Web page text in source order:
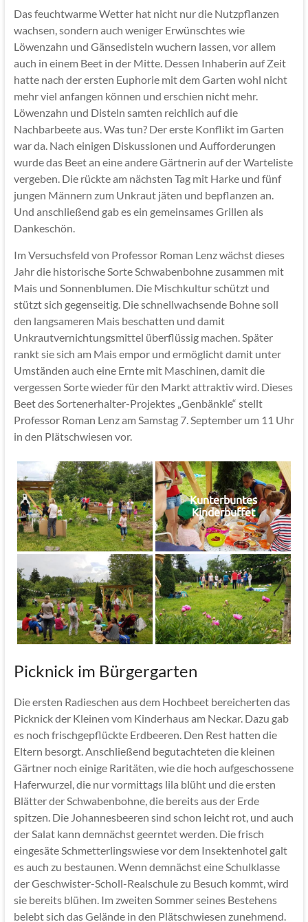
Das feuchtwarme Wetter hat nicht nur die Nutzpflanzen
wachsen, sondern auch weniger Erwünschtes wie
Löwenzahn und Gänsedisteln wuchern lassen, vor allem
auch in einem Beet in der Mitte. Dessen Inhaberin auf Zeit
hatte nach der ersten Euphorie mit dem Garten wohl nicht
mehr viel anfangen können und erschien nicht mehr.
Löwenzahn und Disteln samten reichlich auf die
Nachbarbeete aus. Was tun? Der erste Konflikt im Garten
war da. Nach einigen Diskussionen und Aufforderungen
wurde das Beet an eine andere Gärtnerin auf der Warteliste
vergeben. Die rückte am nächsten Tag mit Harke und fünf
jungen Männern zum Unkraut jäten und bepflanzen an.
Und anschließend gab es ein gemeinsames Grillen als
Dankeschön.
Im Versuchsfeld von Professor Roman Lenz wächst dieses
Jahr die historische Sorte Schwabenbohne zusammen mit
Mais und Sonnenblumen. Die Mischkultur schützt und
stützt sich gegenseitig. Die schnellwachsende Bohne soll
den langsameren Mais beschatten und damit
Unkrautvernichtungsmittel überflüssig machen. Später
rankt sie sich am Mais empor und ermöglicht damit unter
Umständen auch eine Ernte mit Maschinen, damit die
vergessen Sorte wieder für den Markt attraktiv wird. Dieses
Beet des Sortenerhalter-Projektes „Genbänkle“ stellt
Professor Roman Lenz am Samstag 7. September um 11 Uhr
in den Plätschwiesen vor.
Kunterbuntes
Kinderbuffet
Picknick im Bürgergarten
Die ersten Radieschen aus dem Hochbeet bereicherten das
Picknick der Kleinen vom Kinderhaus am Neckar. Dazu gab
es noch frischgepflückte Erdbeeren. Den Rest hatten die
Eltern besorgt. Anschließend begutachteten die kleinen
Gärtner noch einige Raritäten, wie die hoch aufgeschossene
Haferwurzel, die nur vormittags lila blüht und die ersten
Blätter der Schwabenbohne, die bereits aus der Erde
spitzen. Die Johannesbeeren sind schon leicht rot, und auch
der Salat kann demnächst geerntet werden. Die frisch
eingesäte Schmetterlingswiese vor dem Insektenhotel galt
es auch zu bestaunen. Wenn demnächst eine Schulklasse
der Geschwister-Scholl-Realschule zu Besuch kommt, wird
sie bereits blühen. Im zweiten Sommer seines Bestehens
belebt sich das Gelände in den Plätschwiesen zunehmend.